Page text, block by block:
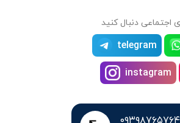
اجتماعی دنبال کنید
telegram
instagram